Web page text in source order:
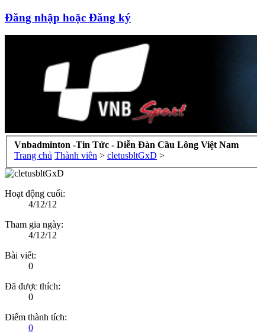
Đăng nhập hoặc Đăng ký
Vnbadminton -Tin Tức - Diễn Đàn Cầu Lông Việt Nam
Trang chủ Thành viên > cletusbltGxD >
Hoạt động cuối:
4/12/12
Tham gia ngày:
4/12/12
Bài viết:
0
Đã được thích:
0
Điểm thành tích:
0